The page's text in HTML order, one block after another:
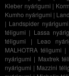
Kleber nyárigumi |
Kumho nyárigumi |
| Landspider nyárigumi
téligumi | Lassa
téligumi | Leao
MALHOTRA téligumi |
nyárigumi | Maxtrek
nyárigumi | Mazzini